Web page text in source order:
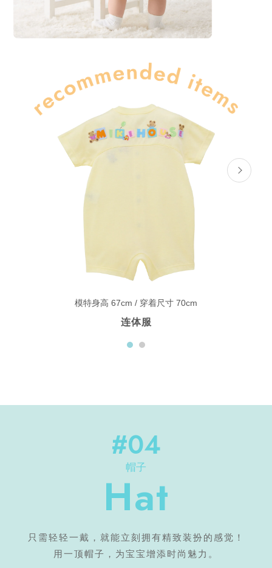
模特身高 67cm / 穿着尺寸 70cm
连体服
#04
帽子
Hat
只需轻轻一戴，就能立刻拥有精致装扮的感觉！
用一顶帽子，为宝宝增添时尚魅力。